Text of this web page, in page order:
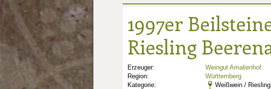
1997er
Riesling
Erzeuger:
Weingut Amalienhof
Region:
Württemberg
Kategorie:
Weißwein / Riesling